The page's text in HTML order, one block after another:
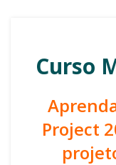
Curso
Project